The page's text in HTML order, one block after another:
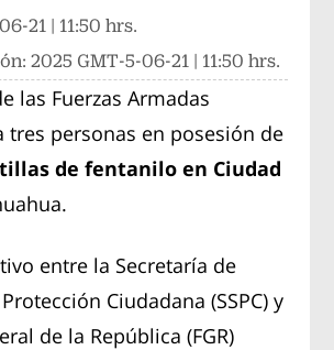
21 | 11:50 hrs.
2025 GMT-5-06-21 | 11:50 hrs.
las Fuerzas Armadas
tres personas en posesión de
de fentanilo en Ciudad
entre la Secretaría de
Ciudadana (SSPC) y
de la República (FGR)